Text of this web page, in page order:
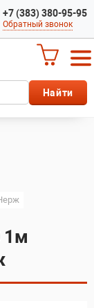
+7 (383) 380-95-95
Обратный звонок
1м